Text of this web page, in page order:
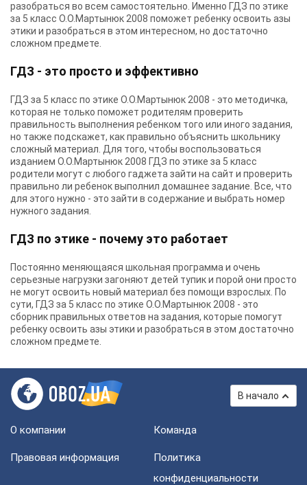
разобраться во всем самостоятельно. Именно ГДЗ по этике
за 5 класс О.О.Мартынюк 2008 поможет ребенку освоить азы
этики и разобраться в этом интересном, но достаточно
сложном предмете.
ГДЗ - это просто и эффективно
ГДЗ за 5 класс по этике О.О.Мартынюк 2008 - это методичка,
которая не только поможет родителям проверить
правильность выполнения ребенком того или иного задания,
но также подскажет, как правильно объяснить школьнику
сложный материал. Для того, чтобы воспользоваться
изданием О.О.Мартынюк 2008 ГДЗ по этике за 5 класс
родители могут с любого гаджета зайти на сайт и проверить
правильно ли ребенок выполнил домашнее задание. Все, что
для этого нужно - это зайти в содержание и выбрать номер
нужного задания.
ГДЗ по этике - почему это работает
Постоянно меняющаяся школьная программа и очень
серьезные нагрузки загоняют детей тупик и порой они просто
не могут освоить новый материал без помощи взрослых. По
сути, ГДЗ за 5 класс по этике О.О.Мартынюк 2008 - это
сборник правильных ответов на задания, которые помогут
ребенку освоить азы этики и разобраться в этом достаточно
сложном предмете.
В начало
О компании Команда
Правовая информация
Политика
конфиденциальности